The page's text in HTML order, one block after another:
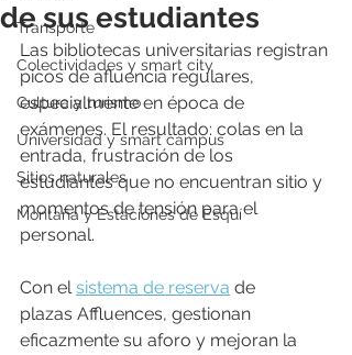
Transporte
Colectividades y smart city
Cultura y turismo
Universidad y smart campus
Sitios naturales
Montaña y Estaciones de Esquí
de sus estudiantes
Las bibliotecas universitarias registran
picos de afluencia regulares,
especialmente en época de
exámenes. El resultado: colas en la
entrada, frustración de los
estudiantes que no encuentran sitio y
momentos de tensión para el
personal.
Con el sistema de reserva de
plazas Affluences, gestionan
eficazmente su aforo y mejoran la